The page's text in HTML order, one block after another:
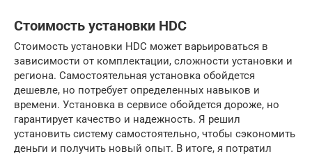
Стоимость установки HDC
Стоимость установки HDC может варьироваться в
зависимости от комплектации, сложности установки и
региона. Самостоятельная установка обойдется
дешевле, но потребует определенных навыков и
времени. Установка в сервисе обойдется дороже, но
гарантирует качество и надежность. Я решил
установить систему самостоятельно, чтобы сэкономить
деньги и получить новый опыт. В итоге, я потратил